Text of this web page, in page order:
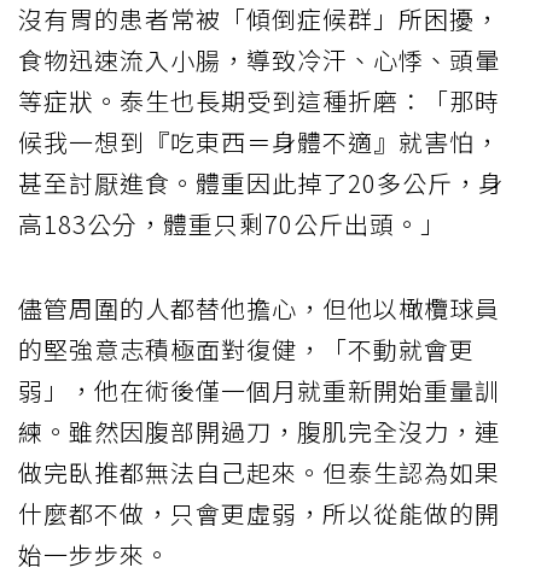
沒有胃的患者常被「傾倒症候群」所困擾，
食物迅速流入小腸，導致冷汗、心悸、頭暈
等症狀。泰生也長期受到這種折磨：「那時
候我一想到『吃東西＝身體不適』就害怕，
甚至討厭進食。體重因此掉了20多公斤，身
高183公分，體重只剩70公斤出頭。」
儘管周圍的人都替他擔心，但他以橄欖球員
的堅強意志積極面對復健，「不動就會更
弱」，他在術後僅一個月就重新開始重量訓
練。雖然因腹部開過刀，腹肌完全沒力，連
做完臥推都無法自己起來。但泰生認為如果
什麼都不做，只會更虛弱，所以從能做的開
始一步步來。